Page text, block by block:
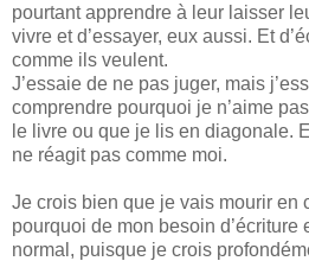
pourtant apprendre à leur laisser
vivre et d’essayer, eux aussi. Et
comme ils veulent.
J’essaie de ne pas juger, mais
comprendre pourquoi je n’aime
le livre ou que je lis en diagonale.
ne réagit pas comme moi.
Je crois bien que je vais mourir en
pourquoi de mon besoin d’écriture
normal, puisque je crois